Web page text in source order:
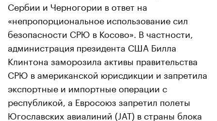
Сербии и Черногории в ответ на
«непропорциональное использование сил
безопасности СРЮ в Косово». В частности,
администрация президента США Билла
Клинтона заморозила активы правительства
СРЮ в американской юрисдикции и запретила
экспортные и импортные операции с
республикой, а Евросоюз запретил полеты
Югославских авиалиний (JAT) в страны блока